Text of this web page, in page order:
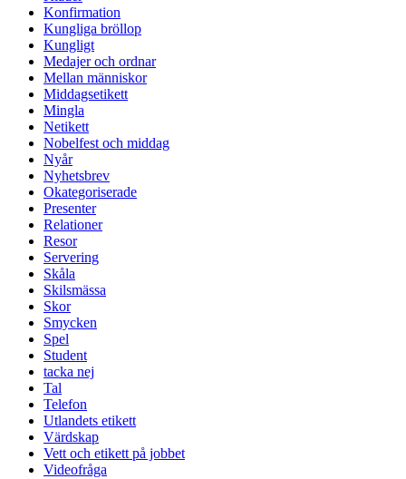
Konfirmation
Kungliga bröllop
Kungligt
Medajer och ordnar
Mellan människor
Middagsetikett
Mingla
Netikett
Nobelfest och middag
Nyår
Nyhetsbrev
Okategoriserade
Presenter
Relationer
Resor
Servering
Skåla
Skilsmässa
Skor
Smycken
Spel
Student
tacka nej
Tal
Telefon
Utlandets etikett
Värdskap
Vett och etikett på jobbet
Videofråga